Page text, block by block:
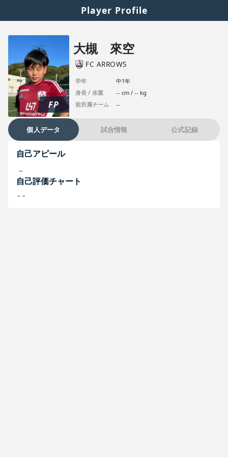
Player Profile
FP
大槻 來空
FC ARROWS
学年
中1年
身長 / 体重
-- cm / -- kg
前所属チーム
--
個人データ 試合情報 公式記録
自己アピール
--
自己評価チャート
--